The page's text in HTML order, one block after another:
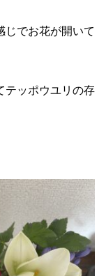
じでお花が開いて
テッポウユリの存